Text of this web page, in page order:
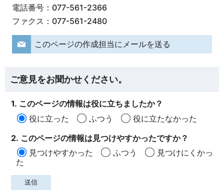
電話番号：077-561-2366
ファクス：077-561-2480
このページの作成担当にメールを送る
ご意見をお聞かせください。
1. このページの情報は役に立ちましたか？
役に立った
ふつう
役に立たなかった
2. このページの情報は見つけやすかったですか？
見つけやすかった
ふつう
見つけにくかっ
た